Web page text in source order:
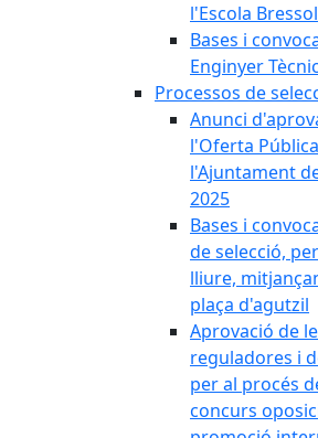
l'Escola Bressol
Bases i
Enginyer Tècnic
Processos de
Anunci
l'Oferta
l'Ajuntament
2025
Bases i
de selecció,
lliure,
plaça d'agutzil
Aprovació de
reguladores i
per al procés
concurs